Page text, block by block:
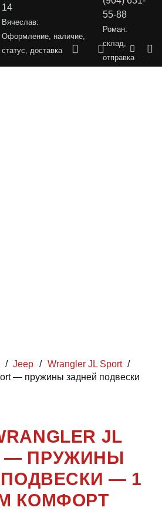
14
Вячеслав:
Оформление, наличие,
статус, доставка
55-88
Роман:
склад,
отправка
/ Jeep / Wrangler JL Sport /
— пружины задней подвески
JL
— ПРУЖИНЫ
— 1
КОМФОРТ